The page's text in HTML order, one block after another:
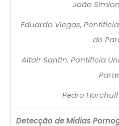
João
Eduardo Viegas,
do
Altair Santin, Pontifícia
Pedro
Detecção de Mídias